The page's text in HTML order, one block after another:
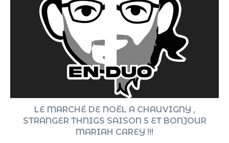
LE MARCHÉ DE NOËL A CHAUVIGNY ,
STRANGER THNIGS SAISON 5 ET BONJOUR
MARIAH CAREY !!!